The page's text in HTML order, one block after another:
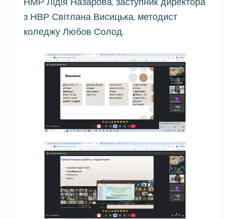
з НВР Світлана Висицька, методист
коледжу Любов Солод.